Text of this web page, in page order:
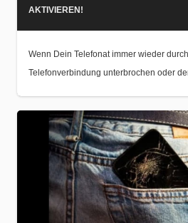
AKTIVIEREN!
Wenn Dein Telefonat immer wieder
Telefonverbindung unterbrochen oder